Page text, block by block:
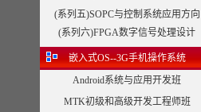
(系列五)SOPC与控制系统应用方向
(系列六)FPGA数字信号处理设计
嵌入式OS--3G手机操作系统
Android系统与应用开发班
MTK初级和高级开发工程师班